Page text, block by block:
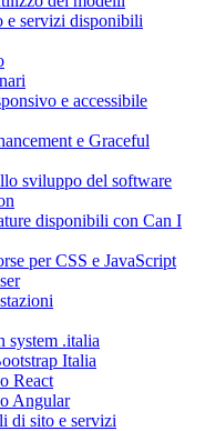
e servizi disponibili
e accessibile
e Graceful
sviluppo del software
disponibili con Can I
per CSS e JavaScript
system .italia
Italia
React
Angular
di sito e servizi